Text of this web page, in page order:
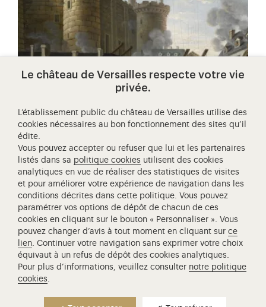
le bac à versailles - la révolution
française
Le château de Versailles propose aux classes de
Première et de Terminale d’approfondir leur
programme d’Histoire. De la…
Le château de Versailles respecte votre vie
privée.
L’établissement public du château de Versailles utilise des
cookies nécessaires au bon fonctionnement des sites qu’il
édite.
Vous pouvez accepter ou refuser que lui et les partenaires
listés dans sa politique cookies utilisent des cookies
analytiques en vue de réaliser des statistiques de visites
et pour améliorer votre expérience de navigation dans les
conditions décrites dans cette politique. Vous pouvez
paramétrer vos options de dépôt de chacun de ces
cookies en cliquant sur le bouton « Personnaliser ». Vous
pouvez changer d’avis à tout moment en cliquant surce
lien. Continuer votre navigation sans exprimer votre choix
équivaut à un refus de dépôt des cookies analytiques.
Pour plus d’informations, veuillez consulter notre politique
cookies.